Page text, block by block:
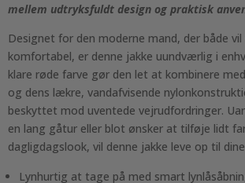
mellem udtryksfuldt design og praktisk
Designet for den moderne mand, der både
komfortabel, er denne jakke uundværlig i
klare røde farve gør den let at kombinere
og dens lækre, vandafvisende
beskyttet mod uventede vejrudfordringer.
en lang gåtur eller blot ønsker at tilføje lidt
dagligdagslook, vil denne jakke leve op til
Lynhurtig at tage på med smart